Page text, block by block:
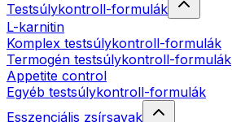
Testsúlykontroll-formulák
L-karnitin
Komplex testsúlykontroll-formulák
Termogén testsúlykontroll-formulák
Appetite control
Egyéb testsúlykontroll-formulák
Esszenciális zsírsavak